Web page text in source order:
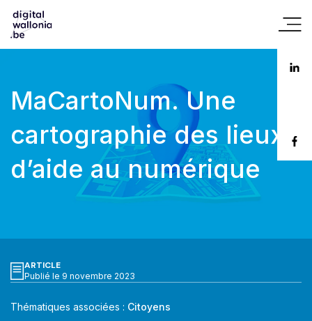
MaCartoNum. Une
cartographie des lieux
d’aide au numérique
ARTICLE
Publié le 9 novembre 2023
Thématiques associées : Citoyens